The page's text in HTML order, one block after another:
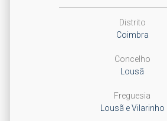
Distrito
Coimbra
Concelho
Lousã
Freguesia
Lousã e Vilarinho